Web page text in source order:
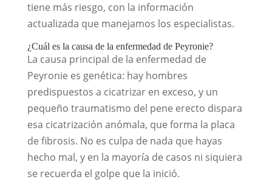
tiene más riesgo, con la información
actualizada que manejamos los especialistas.
¿Cuál es la causa de la enfermedad de Peyronie?
La causa principal de la enfermedad de
Peyronie es genética: hay hombres
predispuestos a cicatrizar en exceso, y un
pequeño traumatismo del pene erecto dispara
esa cicatrización anómala, que forma la placa
de fibrosis. No es culpa de nada que hayas
hecho mal, y en la mayoría de casos ni siquiera
se recuerda el golpe que la inició.